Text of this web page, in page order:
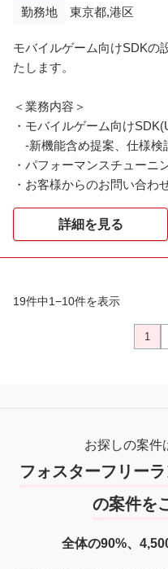
・作品などの開始日チェッ
<基本時間>
勤務地 東京都,港区
モバイルゲーム向けSDKの
たします。
＜業務内容＞
・モバイルゲーム向け
-新機能含め提案、仕様検
・パフォーマンスチューニ
・お客様からのお問い合わ
・プラットフォームアプリ
・新サービスに向けた技術
-Unity以外にも、
※※こちらの案件は現在募集
詳細を見る
19件中1−10件を表示
1
お探しの案件
フォスターフリー
の案件を
全体の90%、